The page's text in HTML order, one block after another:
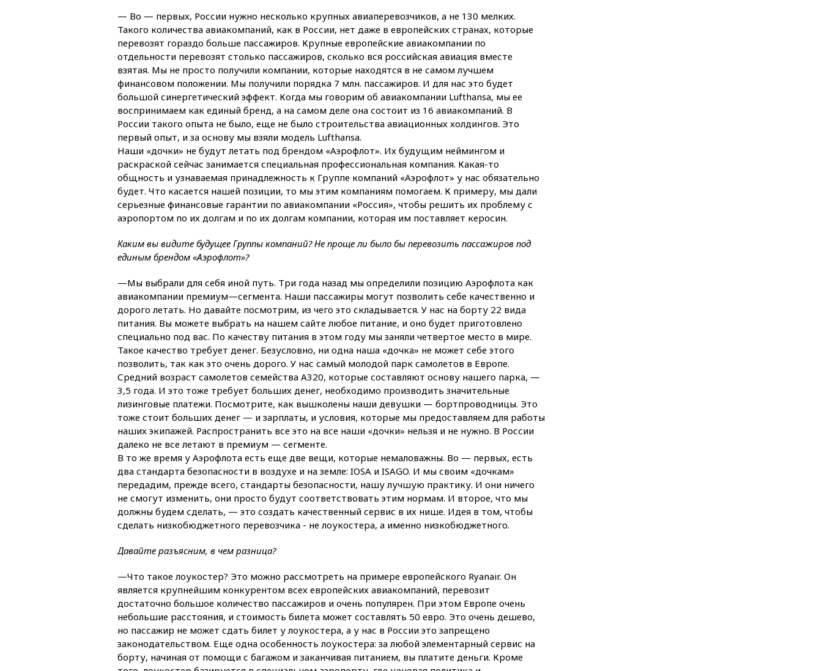
ресторана «Армения» в
Москве вернут утраченную
скульптуру балерины
вчера, 22:45Литовец
протаранил погранпункт при
попытке попасть в Россию
вчера, 22:28Бессент
анонсировал скорое
соглашение о прекращении
вчера, 22:15Три человека
получили ножевые ранения
при нападении в Чехии
вчера, 22:00Путин поручил
выделить средства на новые
РЛС для Белгородской
вчера, 21:56The Atlantic: Маск
атак вглубь РФ
вчера, 21:35После пожара на
складе в Брянске возбудили
уголовное дело
вчера, 21:26 Лидеры сборной
РФ по гимнастике получили
официальный отказ в визах от
вчера, 21:15Пентагон
опубликовал 16 новых видео с
вчера, 21:00На границе
свыше 6,5 тысячи грузовиков
вчера, 20:53Швыдкой:
«Интервидение» точно
пройдет в 2026 году
вчера, 20:45 ПВО за день
сбила еще 75 украинских
Белгородской области
вчера, 20:30 Лидию Невзорову
заочно арестовали по делу о
финансировании
экстремизма
вчера, 20:20Суд США
постановил остановить
— Во — первых, России нужно несколько крупных авиаперевозчиков, а не 130 мелких.
Такого количества авиакомпаний, как в России, нет даже в европейских странах, которые
перевозят гораздо больше пассажиров. Крупные европейские авиакомпании по
отдельности перевозят столько пассажиров, сколько вся российская авиация вместе
взятая. Мы не просто получили компании, которые находятся в не самом лучшем
финансовом положении. Мы получили порядка 7 млн. пассажиров. И для нас это будет
большой синергетический эффект. Когда мы говорим об авиакомпании Lufthansa, мы ее
воспринимаем как единый бренд, а на самом деле она состоит из 16 авиакомпаний. В
России такого опыта не было, еще не было строительства авиационных холдингов. Это
первый опыт, и за основу мы взяли модель Lufthansa.
Наши «дочки» не будут летать под брендом «Аэрофлот». Их будущим неймингом и
раскраской сейчас занимается специальная профессиональная компания. Какая-то
общность и узнаваемая принадлежность к Группе компаний «Аэрофлот» у нас обязательно
будет. Что касается нашей позиции, то мы этим компаниям помогаем. К примеру, мы дали
серьезные финансовые гарантии по авиакомпании «Россия», чтобы решить их проблему с
аэропортом по их долгам и по их долгам компании, которая им поставляет керосин.
Каким вы видите будущее Группы компаний? Не проще ли было бы перевозить пассажиров под
единым брендом «Аэрофлот»?
—Мы выбрали для себя иной путь. Три года назад мы определили позицию Аэрофлота как
авиакомпании премиум—сегмента. Наши пассажиры могут позволить себе качественно и
дорого летать. Но давайте посмотрим, из чего это складывается. У нас на борту 22 вида
питания. Вы можете выбрать на нашем сайте любое питание, и оно будет приготовлено
специально под вас. По качеству питания в этом году мы заняли четвертое место в мире.
Такое качество требует денег. Безусловно, ни одна наша «дочка» не может себе этого
позволить, так как это очень дорого. У нас самый молодой парк самолетов в Европе.
Средний возраст самолетов семейства А320, которые составляют основу нашего парка, —
3,5 года. И это тоже требует больших денег, необходимо производить значительные
лизинговые платежи. Посмотрите, как вышколены наши девушки — бортпроводницы. Это
тоже стоит больших денег — и зарплаты, и условия, которые мы предоставляем для работы
наших экипажей. Распространить все это на все наши «дочки» нельзя и не нужно. В России
далеко не все летают в премиум — сегменте.
В то же время у Аэрофлота есть еще две вещи, которые немаловажны. Во — первых, есть
два стандарта безопасности в воздухе и на земле: IOSA и ISAGO. И мы своим «дочкам»
передадим, прежде всего, стандарты безопасности, нашу лучшую практику. И они ничего
не смогут изменить, они просто будут соответствовать этим нормам. И второе, что мы
должны будем сделать, — это создать качественный сервис в их нише. Идея в том, чтобы
сделать низкобюджетного перевозчика - не лоукостера, а именно низкобюджетного.
Давайте разъясним, в чем разница?
—Что такое лоукостер? Это можно рассмотреть на примере европейского Ryanair. Он
является крупнейшим конкурентом всех европейских авиакомпаний, перевозит
достаточно большое количество пассажиров и очень популярен. При этом Европе очень
небольшие расстояния, и стоимость билета может составлять 50 евро. Это очень дешево,
но пассажир не может сдать билет у лоукостера, а у нас в России это запрещено
законодательством. Еще одна особенность лоукостера: за любой элементарный сервис на
борту, начиная от помощи с багажом и заканчивая питанием, вы платите деньги. Кроме